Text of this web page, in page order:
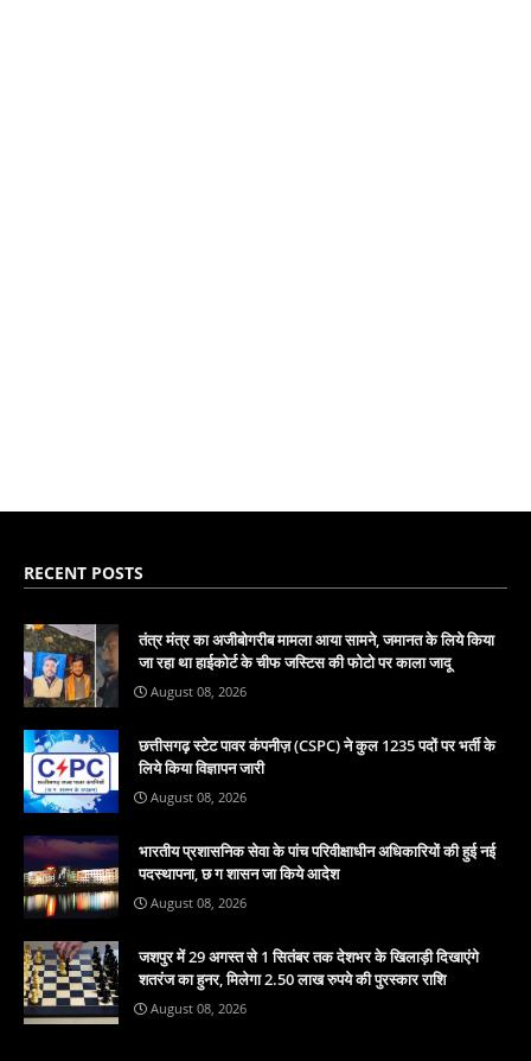
RECENT POSTS
तंत्र मंत्र का अजीबोगरीब मामला आया सामने, जमानत के लिये किया
जा रहा था हाईकोर्ट के चीफ जस्टिस की फोटो पर काला जादू
August 08, 2026
छत्तीसगढ़ स्टेट पावर कंपनीज़ (CSPC) ने कुल 1235 पदों पर भर्ती के
लिये किया विज्ञापन जारी
August 08, 2026
भारतीय प्रशासनिक सेवा के पांच परिवीक्षाधीन अधिकारियों की हुई नई
पदस्थापना, छ ग शासन जा किये आदेश
August 08, 2026
जशपुर में 29 अगस्त से 1 सितंबर तक देशभर के खिलाड़ी दिखाएंगे
शतरंज का हुनर, मिलेगा 2.50 लाख रुपये की पुरस्कार राशि
August 08, 2026